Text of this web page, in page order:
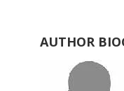
AUTHOR